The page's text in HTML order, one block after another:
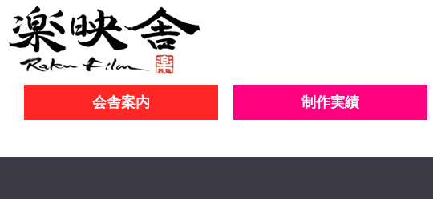
会舎案内 制作実績